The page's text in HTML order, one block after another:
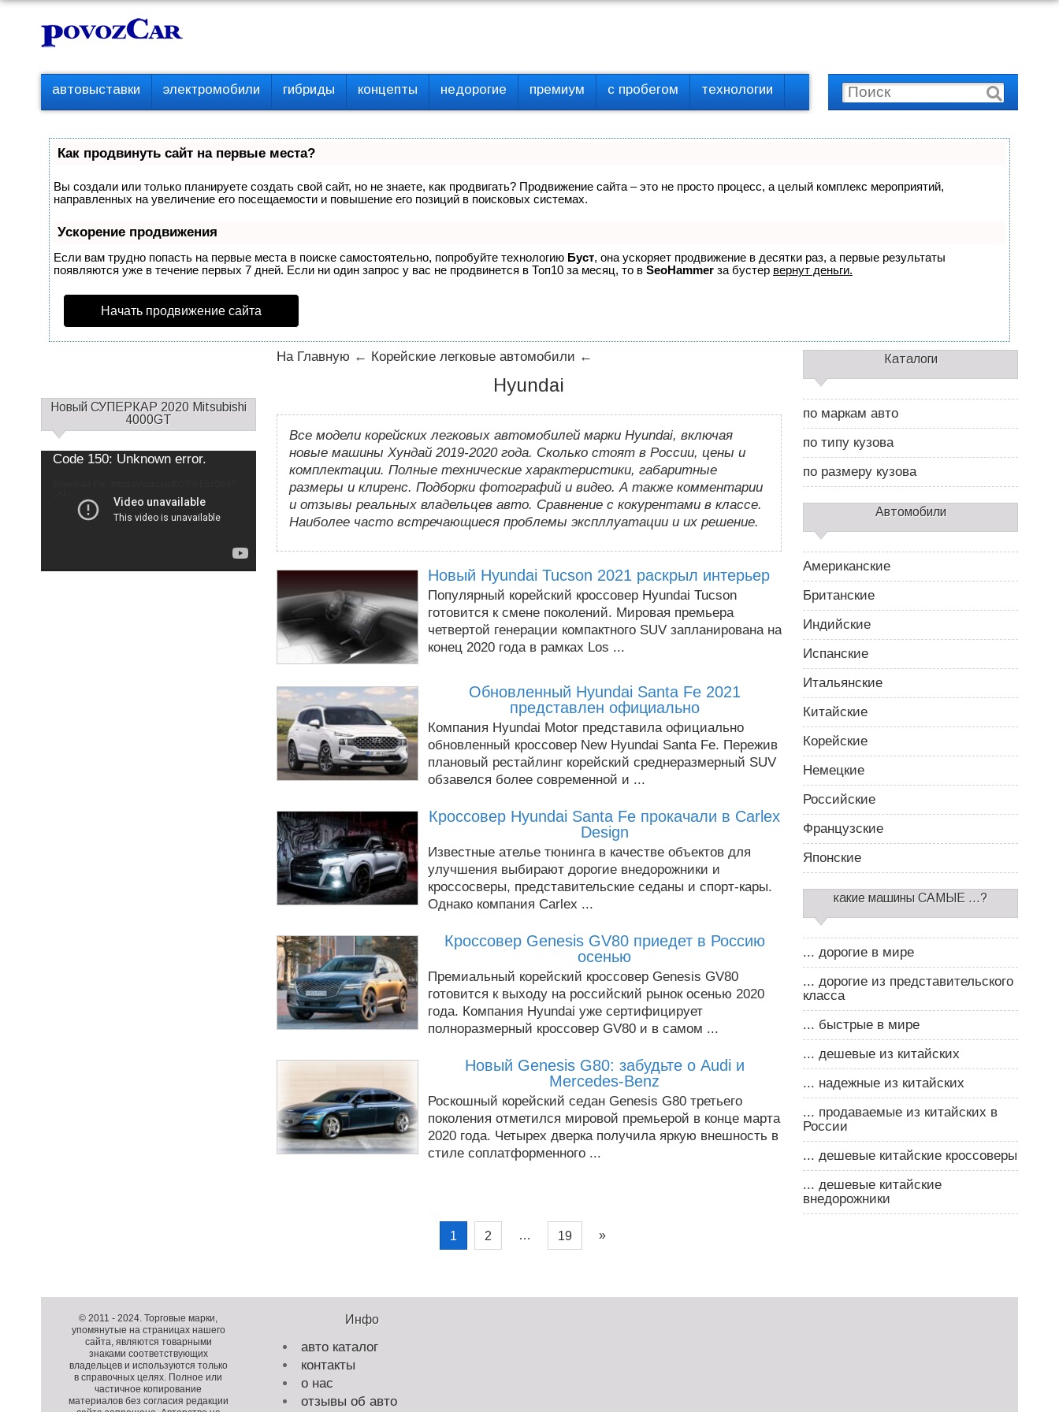
Перейти
контенту
р
о
е
м
е
ю
автовыставки электромобили гибриды концепты недорогие премиум с пробегом технологии
Как продвинуть сайт на первые места?
Вы создали или только планируете создать свой сайт, но не знаете, как продвигать? Продвижение сайта – это не просто процесс, а целый комплекс мероприятий,
направленных на увеличение его посещаемости и повышение его позиций в поисковых системах.
Ускорение продвижения
Если вам трудно попасть на первые места в поиске самостоятельно, попробуйте технологию Буст, она ускоряет продвижение в десятки раз, а первые результаты
появляются уже в течение первых 7 дней. Если ни один запрос у вас не продвинется в Топ10 за месяц, то в SeoHammer за бустер вернут деньги.
Начать продвижение сайта
На Главную ← Корейские легковые автомобили ←
Hyundai
Все модели корейских легковых автомобилей марки Hyundai, включая
новые машины Хундай 2019-2020 года. Сколько стоят в России, цены и
комплектации. Полные технические характеристики, габаритные
размеры и клиренс. Подборки фотографий и видео. А также комментарии
и отзывы реальных владельцев авто. Сравнение с кокурентами в классе.
Наиболее часто встречающиеся проблемы экспллуатации и их решение.
Новый Hyundai Tucson 2021 раскрыл интерьер
Популярный корейский кроссовер Hyundai Tucson
готовится к смене поколений. Мировая премьера
четвертой генерации компактного SUV запланирована на
конец 2020 года в рамках Los ...
Обновленный Hyundai Santa Fe 2021
представлен официально
Компания Hyundai Motor представила официально
обновленный кроссовер New Hyundai Santa Fe. Пережив
плановый рестайлинг корейский среднеразмерный SUV
обзавелся более современной и ...
Кроссовер Hyundai Santa Fe прокачали в Carlex
Design
Известные ателье тюнинга в качестве объектов для
улучшения выбирают дорогие внедорожники и
кроссосверы, представительские седаны и спорт-кары.
Однако компания Carlex ...
Кроссовер Genesis GV80 приедет в Россию
осенью
Премиальный корейский кроссовер Genesis GV80
готовится к выходу на российский рынок осенью 2020
года. Компания Hyundai уже сертифицирует
полноразмерный кроссовер GV80 и в самом ...
Новый Genesis G80: забудьте о Audi и
Mercedes-Benz
Роскошный корейский седан Genesis G80 третьего
поколения отметился мировой премьерой в конце марта
2020 года. Четырех дверка получила яркую внешность в
стиле соплатформенного ...
п
о
з
1 2 … 19 »
С
д
Новый СУПЕРКАР 2020 Mitsubishi
4000GT
Video
Code 150: Unknown error.Use
Up/Down
or
decrease
volume.
д
б
а
р
2
Каталоги
по маркам авто
по типу кузова
по размеру кузова
Автомобили
Американские
Британские
Индийские
Испанские
Итальянские
Китайские
Корейские
Немецкие
Российские
Французские
Японские
какие машины САМЫЕ ...?
... дорогие в мире
... дорогие из представительского
класса
... быстрые в мире
... дешевые из китайских
... надежные из китайских
... продаваемые из китайских в
России
... дешевые китайские кроссоверы
... дешевые китайские
внедорожники
о
и
р
а
© 2011 -2024. Торговые марки,
упомянутые на страницах нашего
сайта, являются товарными
знаками соответствующих
владельцев и используются только
в справочных целях. Полное или
частичное копирование
материалов без согласия редакции
Инфо
авто каталог
контакты
о нас
отзывы об авто